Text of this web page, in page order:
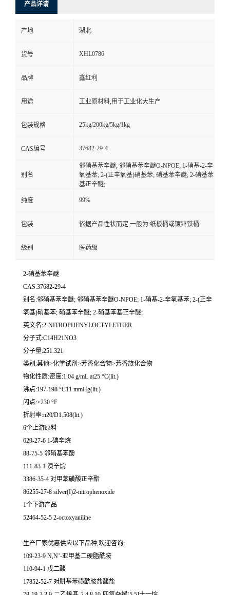
产品详请
产地 湖北
货号 XHL0786
品牌 鑫红利
用途 工业原材料,用于工业化大生产
包装规格 25kg/200kg/5kg/1kg
CAS编号 37682-29-4
别名
邻硝基苯辛醚; 邻硝基苯辛醚O-NPOE; 1-硝基-2-辛
氧基苯; 2-(正辛氧基)硝基苯; 硝基苯辛醚; 2-硝基苯
基正辛醚;
纯度 99%
包装 依据产品性状而定,一般为:纸板桶或镀锌铁桶
级别 医药级
2-硝基苯辛醚
CAS:37682-29-4
别名:邻硝基苯辛醚; 邻硝基苯辛醚O-NPOE; 1-硝基-2-辛氧基苯; 2-(正辛
氧基)硝基苯; 硝基苯辛醚; 2-硝基苯基正辛醚;
英文名:2-NITROPHENYLOCTYLETHER
分子式:C14H21NO3
分子量:251.321
类别:其他>化学试剂>芳香化合物>芳香族化合物
物化性质:密度:1.04 g/mL at25 °C(lit.)
沸点:197-198 °C11 mmHg(lit.)
闪点:>230 °F
折射率:n20/D1.508(lit.)
6个上游原料
629-27-6 1-碘辛烷
88-75-5 邻硝基苯酚
111-83-1 溴辛烷
3386-35-4 对甲苯磺酸正辛酯
86255-27-8 silver(I)2-nitrophenoxide
1个下游产品
52464-52-5 2-octoxyaniline
生产厂家优惠供应以下品种,欢迎咨询:
109-23-9 N,N’-亚甲基二硬脂酰胺
110-94-1 戊二酸
17852-52-7 对肼基苯磺酰胺盐酸盐